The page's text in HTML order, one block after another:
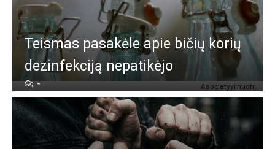
Asociatyvi nuotr.
Teis­mas pa­sa­kė­le apie bi­čių ko­rių
de­zin­fek­ci­ją ne­pa­ti­kė­jo
-